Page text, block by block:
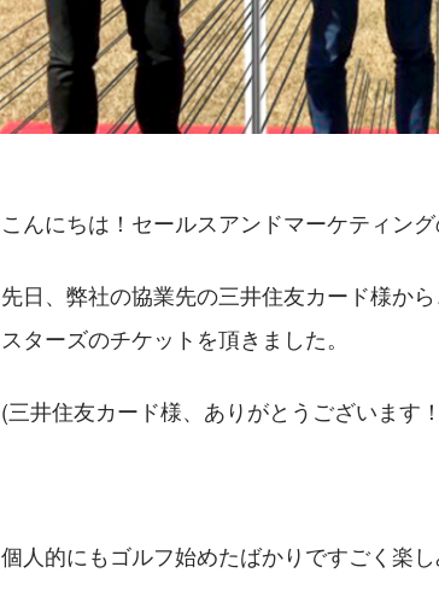
こんにちは！セールスアンドマーケティング
先日、弊社の協業先の三井住友カード様か
スターズのチケットを頂きました。
(三井住友カード様、ありがとうございます
個人的にもゴルフ始めたばかりですごく楽し